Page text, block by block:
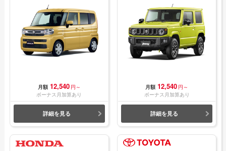
月額 12,540 円～
ボーナス月加算あり
詳細を見る
月額 12,540 円～
ボーナス月加算あり
詳細を見る